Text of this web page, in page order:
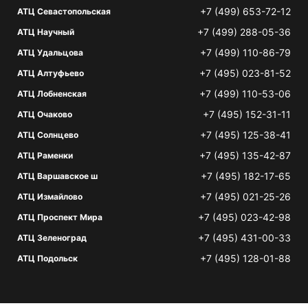
АТЦ Севастопольская +7 (499) 653-72-12
АТЦ Научный +7 (499) 288-05-36
АТЦ Удальцова +7 (499) 110-86-79
АТЦ Алтуфьево +7 (495) 023-81-52
АТЦ Лобненская +7 (499) 110-53-06
АТЦ Очаково +7 (495) 152-31-11
АТЦ Солнцево +7 (495) 125-38-41
АТЦ Раменки +7 (495) 135-42-87
АТЦ Варшавское ш +7 (495) 182-17-65
АТЦ Измайлово +7 (495) 021-25-26
АТЦ Проспект Мира +7 (495) 023-42-98
АТЦ Зеленоград +7 (495) 431-00-33
АТЦ Подольск +7 (495) 128-01-88